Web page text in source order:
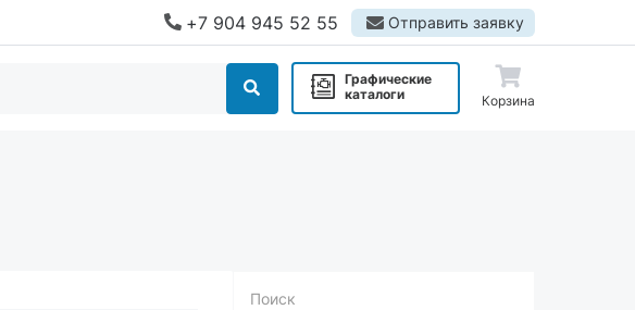
+7 904 945 52 55 Отправить заявку
Графические
каталоги
Корзина